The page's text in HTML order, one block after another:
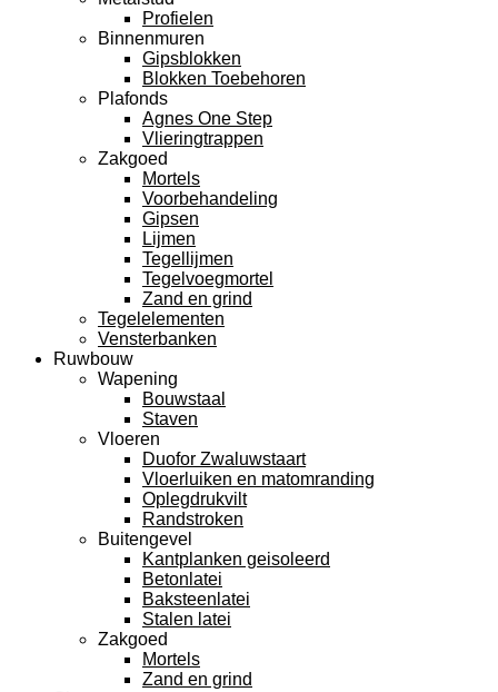
Profielen
Binnenmuren
Gipsblokken
Blokken Toebehoren
Plafonds
Agnes One Step
Vlieringtrappen
Zakgoed
Mortels
Voorbehandeling
Gipsen
Lijmen
Tegellijmen
Tegelvoegmortel
Zand en grind
Tegelelementen
Vensterbanken
Ruwbouw
Wapening
Bouwstaal
Staven
Vloeren
Duofor Zwaluwstaart
Vloerluiken en matomranding
Oplegdrukvilt
Randstroken
Buitengevel
Kantplanken geisoleerd
Betonlatei
Baksteenlatei
Stalen latei
Zakgoed
Mortels
Zand en grind